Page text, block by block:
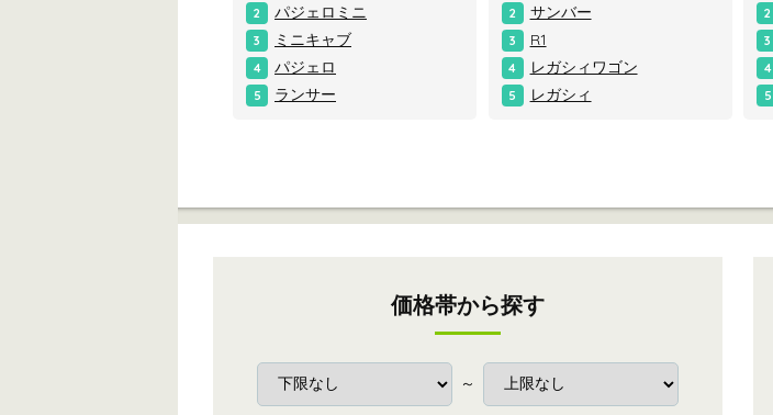
2 パジェロミニ
3 ミニキャブ
4 パジェロ
5 ランサー
2 サンバー
3 R1
4 レガシィワゴン
5 レガシィ
2
3
4
5
価格帯から探す
～